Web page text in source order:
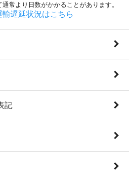
常より日数がかかることがあります。
遅延状況はこちら
記